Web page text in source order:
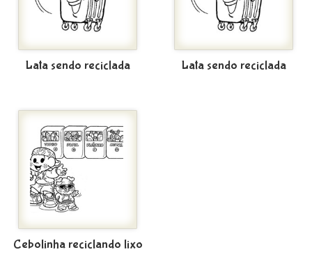
Lata sendo reciclada Lata sendo reciclada
Cebolinha reciclando lixo